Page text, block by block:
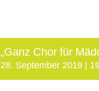
„Ganz Chor für
28. September 2019 |